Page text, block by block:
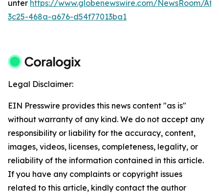
unter https://www.globenewswire.com/NewsRoom/
3c25-468a-a676-d54f77013ba1
Legal Disclaimer:
EIN Presswire provides this news content "as is"
without warranty of any kind. We do not accept any
responsibility or liability for the accuracy, content,
images, videos, licenses, completeness, legality, or
reliability of the information contained in this article.
If you have any complaints or copyright issues
related to this article, kindly contact the author